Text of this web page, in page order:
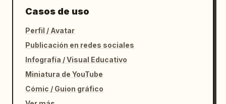
Casos de uso
Perfil / Avatar
Publicación en redes sociales
Infografía / Visual Educativo
Miniatura de YouTube
Cómic / Guion gráfico